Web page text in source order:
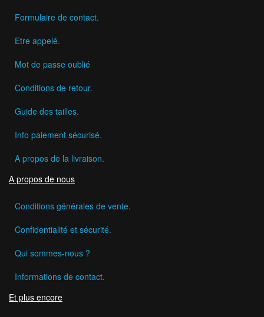
Formulaire de contact.
Etre appelé.
Mot de passe oublié
Conditions de retour.
Guide des tailles.
Info paiement sécurisé.
A propos de la livraison.
A propos de nous
Conditions générales de vente.
Confidentialité et sécurité.
Qui sommes-nous ?
Informations de contact.
Et plus encore